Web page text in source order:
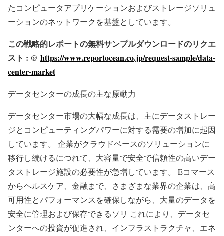
たコンピュータアプリケーションおよびストレージソリュ
ーションのネットワークを基盤としています。
この戦略的レポートの無料サンプルダウンロードのリクエ
スト : @ https://www.reportocean.co.jp/request-sample/data-
center-market
データセンターの成長の主な原動力
データセンター市場の大幅な成長は、主にデータストレー
ジとコンピューティングパワーに対する需要の増加に起因
しています。 企業がクラウドベースのソリューションに
移行し続けるにつれて、大容量で安全で信頼性の高いデー
タストレージ施設の必要性が急増しています。 Eコマース
からヘルスケア、金融まで、さまざまな業界の企業は、高
可用性とパフォーマンスを確保しながら、大量のデータを
安全に管理および保存できるソリ これにより、データセ
ンターへの投資が促進され、インフラストラクチャ、エネ